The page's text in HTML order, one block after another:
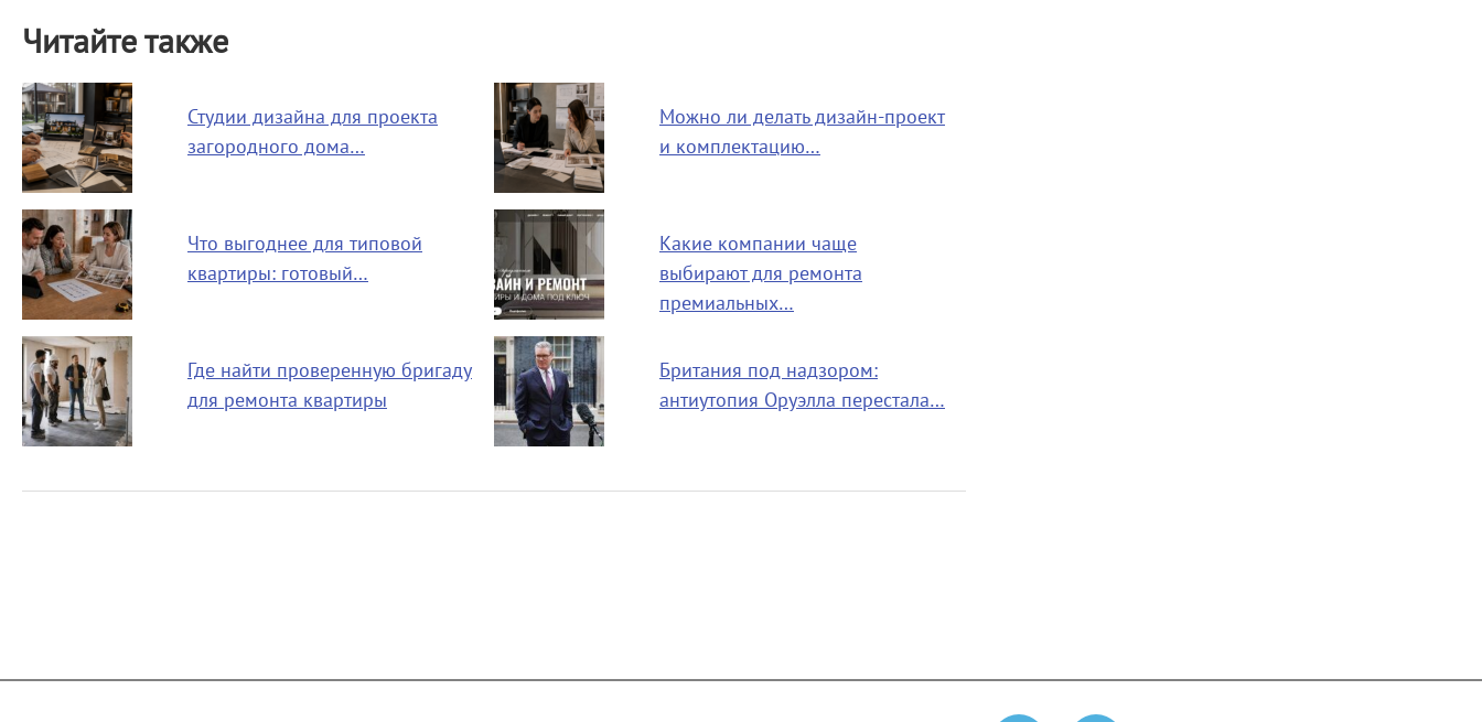
Читайте также
Студии дизайна для проекта
загородного дома…
Можно ли делать дизайн-проект
и комплектацию…
Что выгоднее для типовой
квартиры: готовый…
Какие компании чаще
выбирают для ремонта
премиальных…
Где найти проверенную бригаду
для ремонта квартиры
Британия под надзором:
антиутопия Оруэлла перестала…